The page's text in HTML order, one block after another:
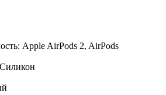
Apple AirPods 2, AirPods
Силикон